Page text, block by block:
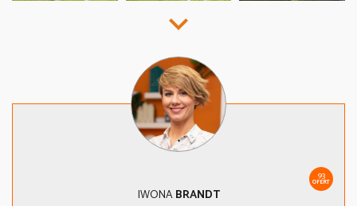
93
OFERT
IWONABRANDT